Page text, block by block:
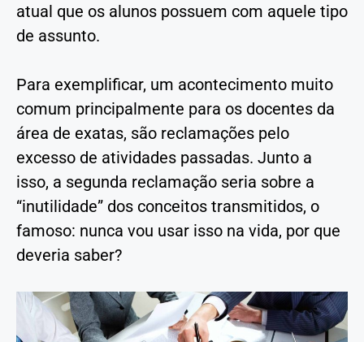
atual que os alunos possuem com aquele tipo
de assunto.
Para exemplificar, um acontecimento muito
comum principalmente para os docentes da
área de exatas, são reclamações pelo
excesso de atividades passadas. Junto a
isso, a segunda reclamação seria sobre a
“inutilidade” dos conceitos transmitidos, o
famoso: nunca vou usar isso na vida, por que
deveria saber?